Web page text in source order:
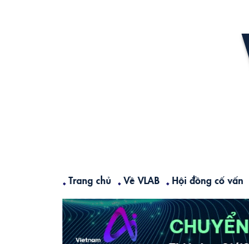
Trang chủ Về VLAB Hội đồng cố vấn